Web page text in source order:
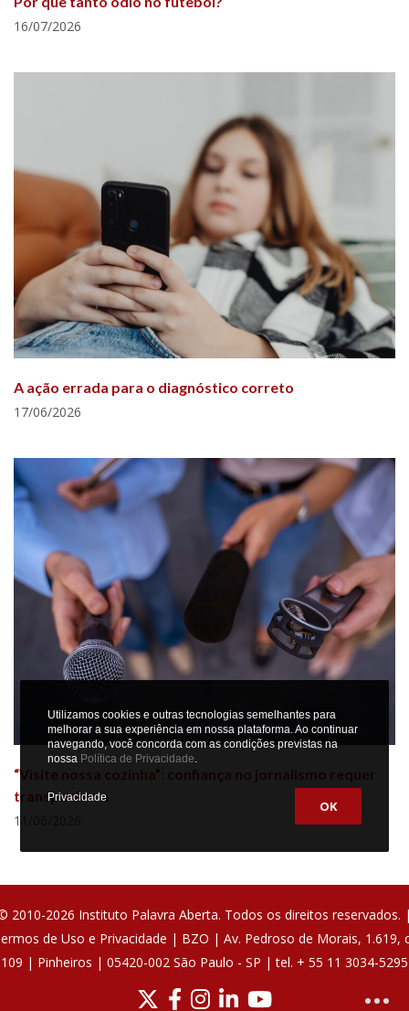
16/07/2026
A ação errada para o diagnóstico correto
17/06/2026
“Visite nossa cozinha”: confiança no jornalismo requer
transparência
11/06/2026
2010-2026 Instituto Palavra Aberta. Todos os direitos reservados.
de Uso e Privacidade | BZO | Av. Pedroso de Morais, 1.619,
109 | Pinheiros | 05420-002 São Paulo - SP | tel. + 55 11 3034-5295
Utilizamos cookies e outras tecnologias semelhantes para
melhorar a sua experiência em nossa plataforma. Ao continuar
navegando, você concorda com as condições previstas na
nossa Política de Privacidade.
Privacidade
OK